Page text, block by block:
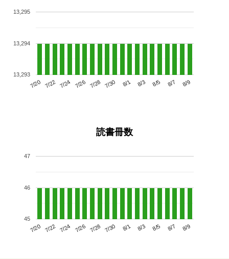
7/20 7/22 7/24 7/26 7/28 7/30 8/1 8/3 8/5 8/7 8/9
13,293
13,294
13,295
読書冊数
7/20 7/22 7/24 7/26 7/28 7/30 8/1 8/3 8/5 8/7 8/9
45
46
47